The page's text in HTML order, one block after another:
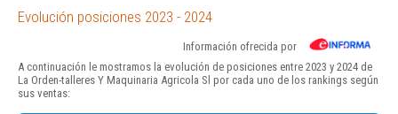
Evolución posiciones 2023 - 2024
Información ofrecida por
A continuación le mostramos la evolución de posiciones entre 2023 y 2024 de
La Orden-talleres Y Maquinaria Agricola Sl por cada uno de los rankings según
sus ventas: